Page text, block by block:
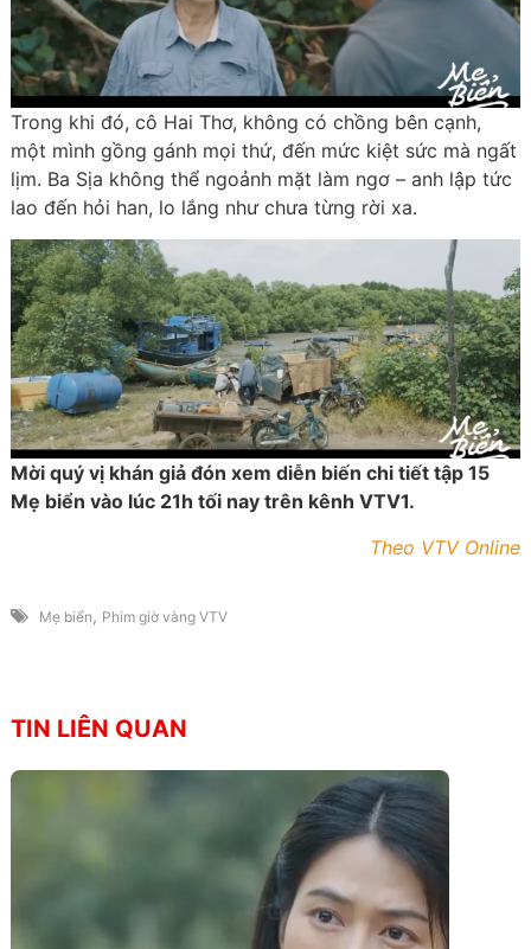
Trong khi đó, cô Hai Thơ, không có chồng bên cạnh,
một mình gồng gánh mọi thứ, đến mức kiệt sức mà ngất
lịm. Ba Sịa không thể ngoảnh mặt làm ngơ – anh lập tức
lao đến hỏi han, lo lắng như chưa từng rời xa.
Mời quý vị khán giả đón xem diễn biến chi tiết tập 15
Mẹ biển vào lúc 21h tối nay trên kênh VTV1.
Theo VTV Online
Mẹ biển , Phim giờ vàng VTV
TIN LIÊN QUAN